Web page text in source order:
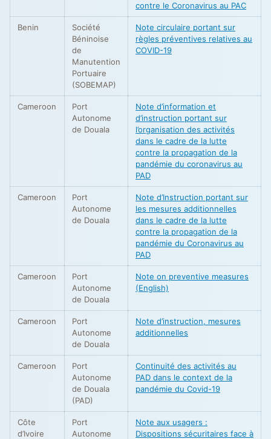
contre le Coronavirus au PAC
Benin
Société
Béninoise
de
Manutention
Portuaire
(SOBEMAP)
Note circulaire portant sur
règles préventives relatives au
COVID-19
Cameroon
Port
Autonome
de Douala
Note d’information et
d’instruction portant sur
l’organisation des activités
dans le cadre de la lutte
contre la propagation de la
pandémie du coronavirus au
PAD
Cameroon
Port
Autonome
de Douala
Note d’Instruction portant sur
les mesures additionnelles
dans le cadre de la lutte
contre la propagation de la
pandémie du Coronavirus au
PAD
Cameroon
Port
Autonome
de Douala
Note on preventive measures
(English)
Cameroon
Port
Autonome
de Douala
Note d’instruction, mesures
additionnelles
Cameroon
Port
Autonome
de Douala
(PAD)
Continuité des activités au
PAD dans le context de la
pandémie du Covid-19
Côte
d’Ivoire
Port
Autonome
Note aux usagers :
Dispositions sécuritaires face à